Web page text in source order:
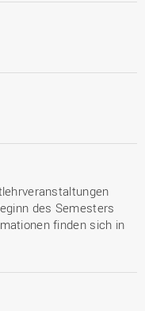
des Semesters
finden sich in